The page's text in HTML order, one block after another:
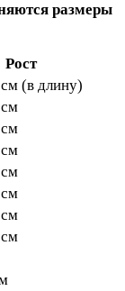
размеры
Рост
(в длину)